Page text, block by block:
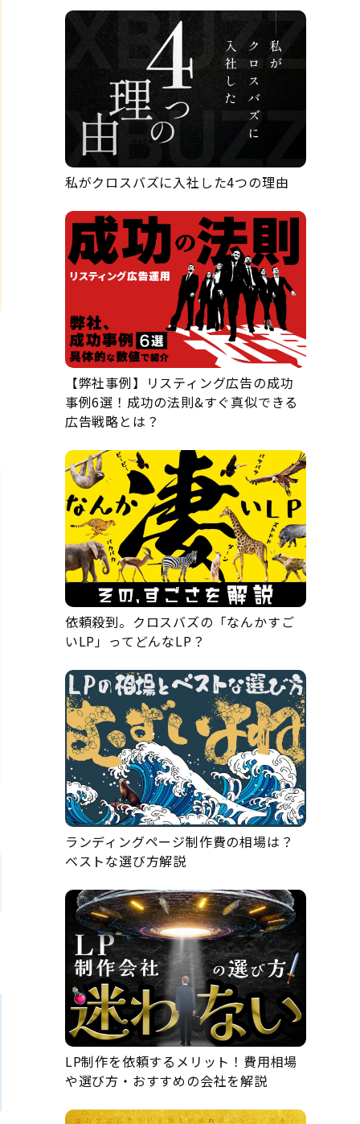
私がクロスバズに入社した4つの理由
【弊社事例】リスティング広告の成功
事例6選！成功の法則&すぐ真似できる
広告戦略とは？
依頼殺到。クロスバズの「なんかすご
いLP」ってどんなLP？
ランディングページ制作費の相場は？
ベストな選び方解説
LP制作を依頼するメリット！費用相場
や選び方・おすすめの会社を解説